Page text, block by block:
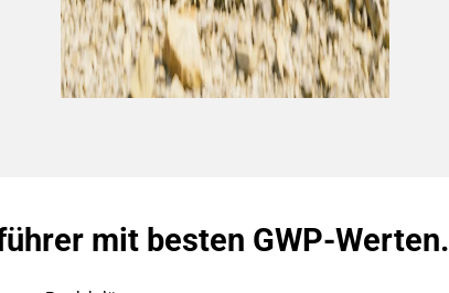
mit besten GWP-Werten.